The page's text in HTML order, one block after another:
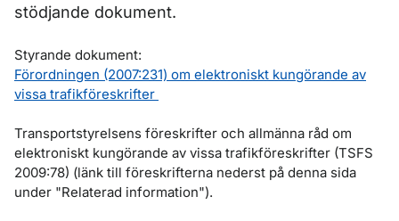
stödjande dokument.
Styrande dokument:
Förordningen (2007:231) om elektroniskt kungörande av
vissa trafikföreskrifter
Transportstyrelsens föreskrifter och allmänna råd om
elektroniskt kungörande av vissa trafikföreskrifter (TSFS
2009:78) (länk till föreskrifterna nederst på denna sida
under "Relaterad information").